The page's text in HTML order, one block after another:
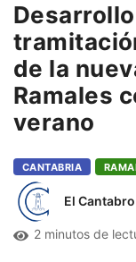
de la
Ramales
verano
CANTABRIA
El Cantabro
2 minutos de